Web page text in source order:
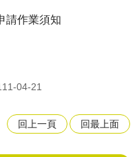
請作業須知
04-21
回上一頁 回最上面